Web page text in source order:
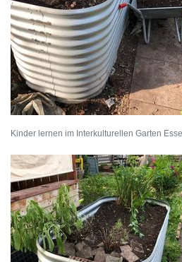
Kinder lernen im Interkulturellen Garten